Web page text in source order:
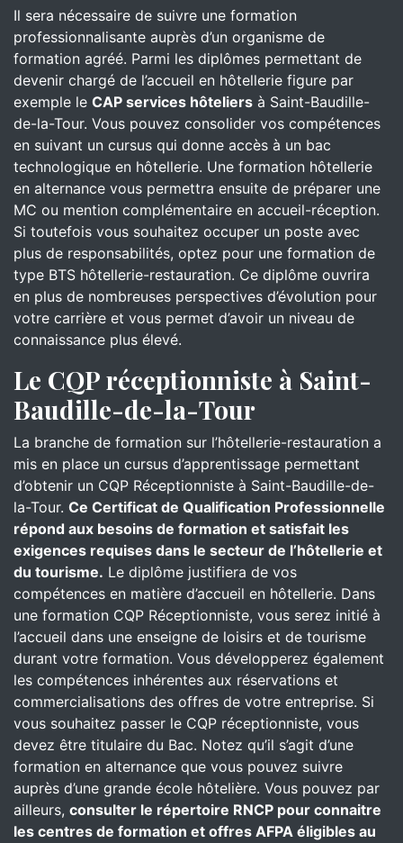
Il sera nécessaire de suivre une formation
professionnalisante auprès d’un organisme de
formation agréé. Parmi les diplômes permettant de
devenir chargé de l’accueil en hôtellerie figure par
exemple le CAP services hôteliers à Saint-Baudille-
de-la-Tour. Vous pouvez consolider vos compétences
en suivant un cursus qui donne accès à un bac
technologique en hôtellerie. Une formation hôtellerie
en alternance vous permettra ensuite de préparer une
MC ou mention complémentaire en accueil-réception.
Si toutefois vous souhaitez occuper un poste avec
plus de responsabilités, optez pour une formation de
type BTS hôtellerie-restauration. Ce diplôme ouvrira
en plus de nombreuses perspectives d’évolution pour
votre carrière et vous permet d’avoir un niveau de
connaissance plus élevé.
Le CQP réceptionniste à Saint-
Baudille-de-la-Tour
La branche de formation sur l’hôtellerie-restauration a
mis en place un cursus d’apprentissage permettant
d’obtenir un CQP Réceptionniste à Saint-Baudille-de-
la-Tour. Ce Certificat de Qualification Professionnelle
répond aux besoins de formation et satisfait les
exigences requises dans le secteur de l’hôtellerie et
du tourisme. Le diplôme justifiera de vos
compétences en matière d’accueil en hôtellerie. Dans
une formation CQP Réceptionniste, vous serez initié à
l’accueil dans une enseigne de loisirs et de tourisme
durant votre formation. Vous développerez également
les compétences inhérentes aux réservations et
commercialisations des offres de votre entreprise. Si
vous souhaitez passer le CQP réceptionniste, vous
devez être titulaire du Bac. Notez qu’il s’agit d’une
formation en alternance que vous pouvez suivre
auprès d’une grande école hôtelière. Vous pouvez par
ailleurs, consulter le répertoire RNCP pour connaitre
les centres de formation et offres AFPA éligibles au